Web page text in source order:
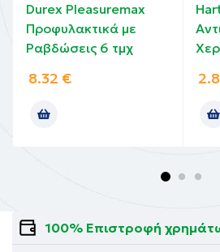
Durex Pleasuremax
Προφυλακτικά με
Ραβδώσεις 6 τμχ
8.32 €
100% Επιστροφή